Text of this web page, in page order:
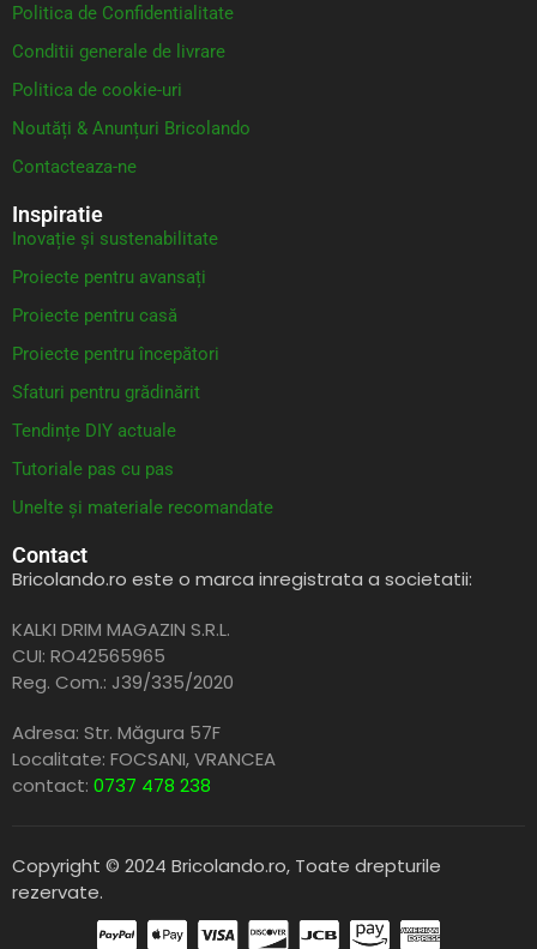
Politica de Confidentialitate
Conditii generale de livrare
Politica de cookie-uri
Noutăți & Anunțuri Bricolando
Contacteaza-ne
Inspiratie
Inovație și sustenabilitate
Proiecte pentru avansați
Proiecte pentru casă
Proiecte pentru începători
Sfaturi pentru grădinărit
Tendințe DIY actuale
Tutoriale pas cu pas
Unelte și materiale recomandate
Contact
Bricolando.ro este o marca inregistrata a societatii:
KALKI DRIM MAGAZIN S.R.L.
CUI: RO42565965
Reg. Com.: J39/335/2020
Adresa: Str. Măgura 57F
Localitate: FOCSANI,VRANCEA
contact: 0737 478 238
Copyright © 2024 Bricolando.ro, Toate drepturile
rezervate.